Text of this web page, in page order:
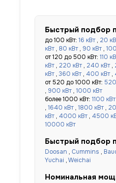
Быстрый подбор
до 100 кВт: 16 кВт , 20
кВт , 80 кВт , 90 кВт ,
от 120 до 500 кВт: 110
кВт , 220 кВт , 240 кВт ,
кВт , 360 кВт , 400 кВт ,
от 520 до 1000 кВт:
, 900 кВт , 1000 кВт
более 1000 кВт: 1100 кВт
, 1640 кВт , 1800 кВт ,
кВт , 4000 кВт , 4500
10000 кВт
Быстрый подбор
Doosan , Cummins ,
Yuchai ,Weichai
Номинальная